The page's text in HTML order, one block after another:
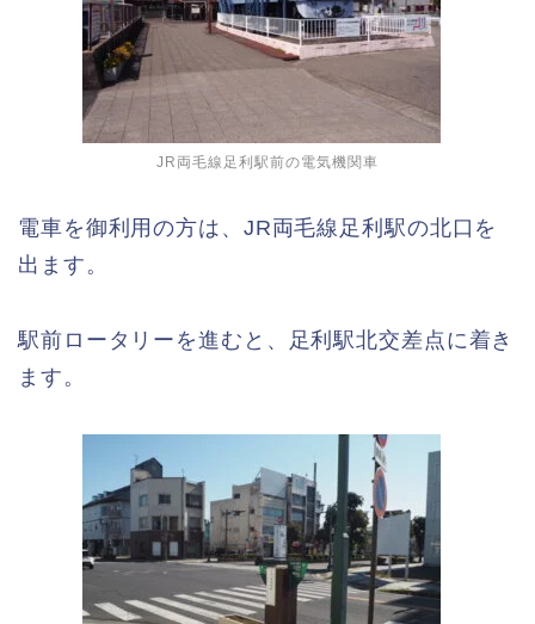
JR両毛線足利駅前の電気機関車
電車を御利用の方は、JR両毛線足利駅の北口を
出ます。
駅前ロータリーを進むと、足利駅北交差点に着き
ます。